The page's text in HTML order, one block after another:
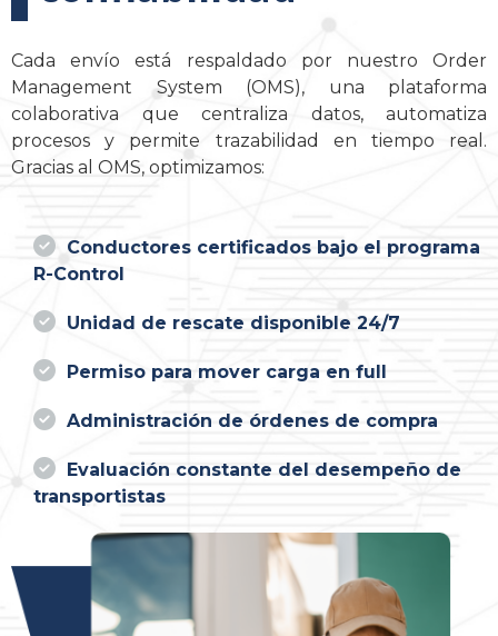
Cada envío está respaldado por nuestro Order
Management System (OMS), una plataforma
colaborativa que centraliza datos, automatiza
procesos y permite trazabilidad en tiempo real.
Gracias al OMS, optimizamos:
Conductores certificados bajo el programa
R-Control
Unidad de rescate disponible 24/7
Permiso para mover carga en full
Administración de órdenes de compra
Evaluación constante del desempeño de
transportistas